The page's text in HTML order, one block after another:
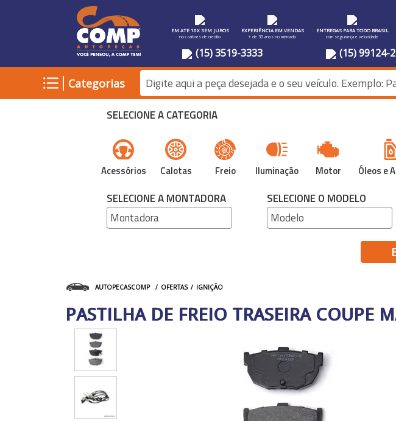
EM ATE 10X SEM JUROS
nos cartoes de credito
EXPERIÊNCIA EM VENDAS
+ de 30 anos no mercado
ENTREGAS PARA TODO BRASIL
com segurança e velocidade
(15) 3519-3333 (15) 99124-
| Categorias
SELECIONE A CATEGORIA
Acessórios Calotas Freio Iluminação Motor Óleos e
SELECIONE A MONTADORA SELECIONE O MODELO
AUTOPECASCOMP OFERTAS IGNIÇÃO
PASTILHA DE FREIO TRASEIRA